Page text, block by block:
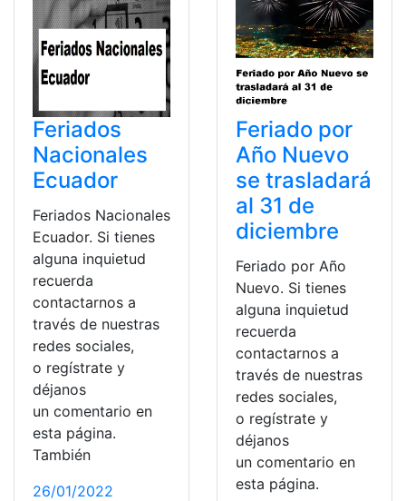
Feriados
Nacionales
Ecuador
Feriados Nacionales
Ecuador. Si tienes
alguna inquietud
recuerda
contactarnos a
través de nuestras
redes sociales,
o regístrate y
déjanos
un comentario en
esta página.
También
26/01/2022
Feriado por
Año Nuevo
se trasladará
al 31 de
diciembre
Feriado por Año
Nuevo. Si tienes
alguna inquietud
recuerda
contactarnos a
través de nuestras
redes sociales,
o regístrate y
déjanos
un comentario en
esta página.